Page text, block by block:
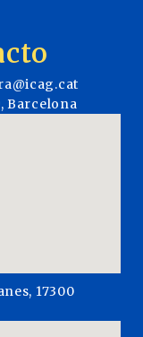
Barcelona
17300